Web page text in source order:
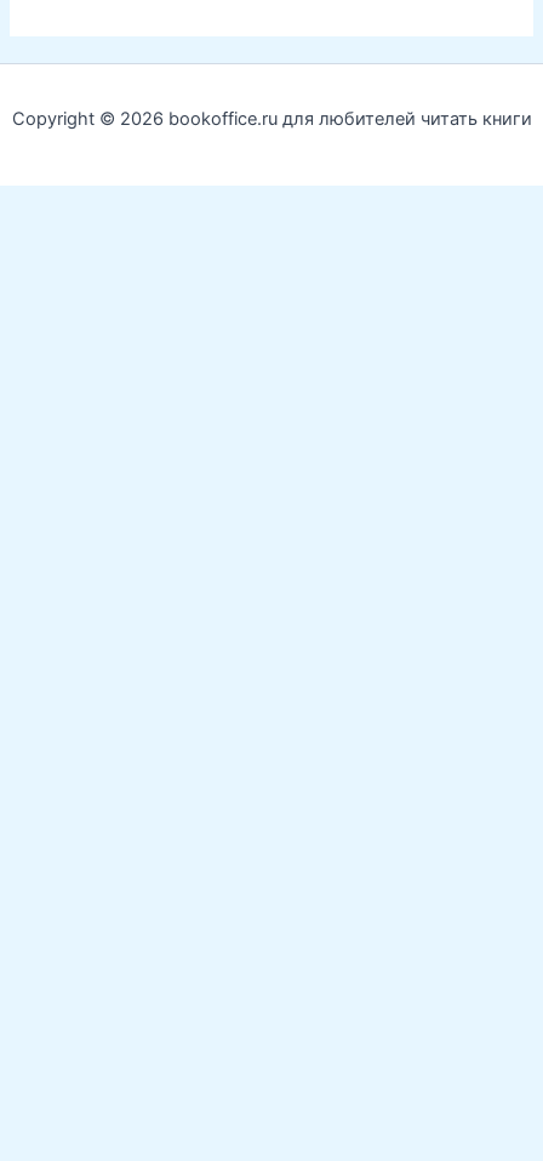
Copyright © 2026 bookoffice.ru для любителей читать книги